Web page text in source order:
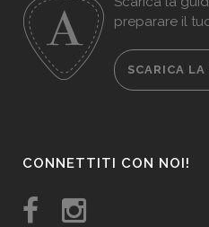
preparare il
SCARICA LA
CONNETTITI CON NOI!